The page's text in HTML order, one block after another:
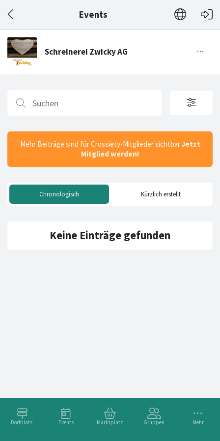
Events
Dorfplatz Events Marktplatz Gruppen Mehr
Mehr Beiträge sind für Crossiety-Mitglieder sichtbarJetzt
Mitglied werden!
Chronologisch Kürzlich erstellt
Keine Einträge gefunden